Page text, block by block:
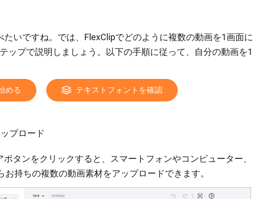
いですね。では、FlexClipでどのように複数の動画を1画面に
ップで説明しましょう。以下の手順に従って、自分の動画を1
める テキストフォントを確認
プロード
タンをクリックすると、スマートフォンやコンピューター、
お持ちの複数の動画素材をアップロードできます。